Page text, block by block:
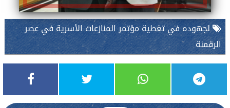
لجهوده في تغطية مؤتمر المنازعات الأسرية في عصر
الرقمنة